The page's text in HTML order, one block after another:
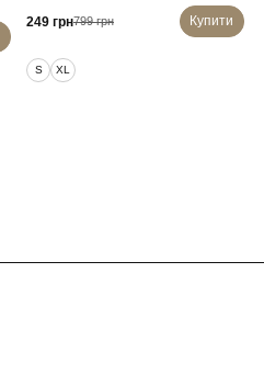
249 грн799 грн Купити
S XL